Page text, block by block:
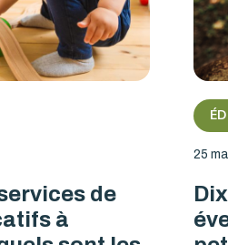
de
à
25